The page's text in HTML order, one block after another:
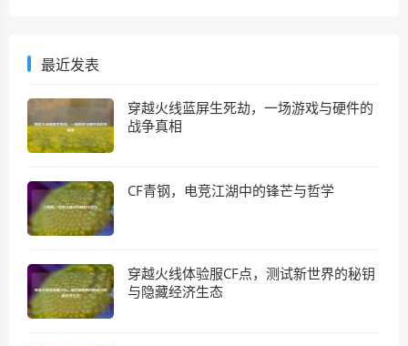
最近发表
穿越火线蓝屏生死劫，一场游戏与硬件的
战争真相
CF青钢，电竞江湖中的锋芒与哲学
穿越火线体验服CF点，测试新世界的秘钥
与隐藏经济生态